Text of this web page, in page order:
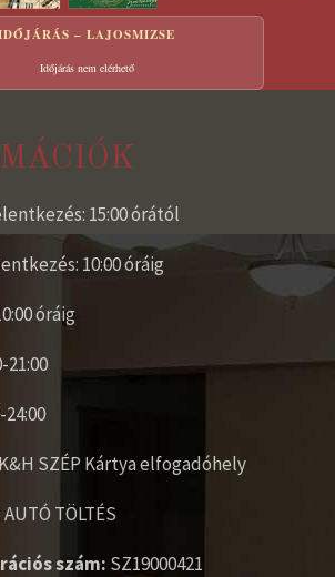
– LAJOSMIZSE
Időjárás nem elérhető
15:00 órától
10:00 óráig
óráig
21:00
SZÉP Kártya elfogadóhely
TÖLTÉS
szám: SZ19000421